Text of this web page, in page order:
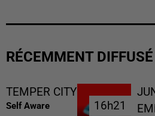
RÉCEMMENT DIFFUSÉ
TEMPER CITY
Self Aware 16h21
16h21